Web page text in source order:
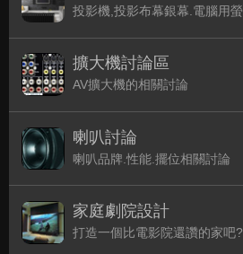
擴大機討論區
AV擴大機的相關討論
喇叭討論
喇叭品牌.性能.擺位相關討論
家庭劇院設計
打造一個比電影院還讚的家吧?